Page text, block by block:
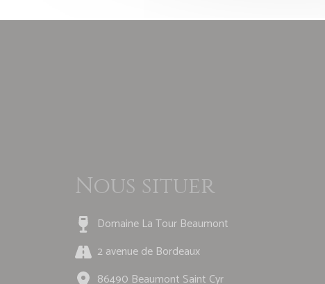
Nous situer
Domaine La Tour Beaumont
2 avenue de Bordeaux
86490 Beaumont Saint Cyr